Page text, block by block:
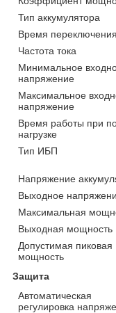
Тип аккумулятора
Время переключения
Частота тока
Минимальное
напряжение
Максимальное
напряжение
Время работы при
нагрузке
Тип ИБП
Напряжение
Выходное
Максимальная
Выходная мощность
Допустимая пиковая
мощность
Защита
Автоматическая
регулировка